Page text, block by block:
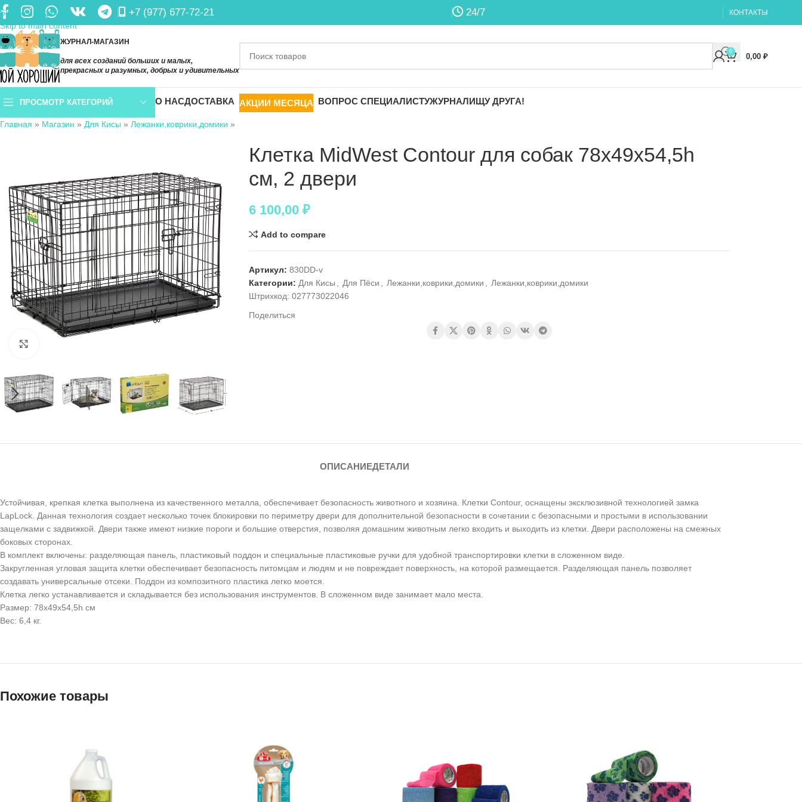
Skip to navigation
Skip to main content
+7 (977) 677-72-21 24/7 КОНТАКТЫ
ЖУРНАЛ-МАГАЗИН
для всех созданий больших и малых,
прекрасных и разумных, добрых и удивительных
0
0,00 ₽
ПРОСМОТР КАТЕГОРИЙ О НАСДОСТАВКА АКЦИИ МЕСЯЦА ВОПРОС СПЕЦИАЛИСТУЖУРНАЛИЩУ ДРУГА!
Главная » Магазин » Для Кисы » Лежанки,коврики,домики »
Клетка MidWest Contour для собак 78х49х54,5h
см, 2 двери
6 100,00₽
Add to compare
Артикул:830DD-v
Категории: Для Кисы Для Пёси Лежанки,коврики,домики
Лежанки,коврики,домики
Штрихкод:027773022046
Поделиться
ОПИСАНИЕДЕТАЛИ
Устойчивая, крепкая клетка выполнена из качественного металла, обеспечивает безопасность животного и хозяина. Клетки Contour, оснащены эксклюзивной технологией замка
LapLock. Данная технология создает несколько точек блокировки по периметру двери для дополнительной безопасности в сочетании с безопасными и простыми в использовании
защелками с задвижкой. Двери также имеют низкие пороги и большие отверстия, позволяя домашним животным легко входить и выходить из клетки. Двери расположены на смежных
боковых сторонах.
В комплект включены: разделяющая панель, пластиковый поддон и специальные пластиковые ручки для удобной транспортировки клетки в сложенном виде.
Закругленная угловая защита клетки обеспечивает безопасность питомцам и людям и не повреждает поверхность, на которой размещается. Разделяющая панель позволяет
создавать универсальные отсеки. Поддон из композитного пластика легко моется.
Клетка легко устанавливается и складывается без использования инструментов. В сложенном виде занимает мало места.
Размер: 78х49х54,5h см
Вес: 6,4 кг.
Похожие товары